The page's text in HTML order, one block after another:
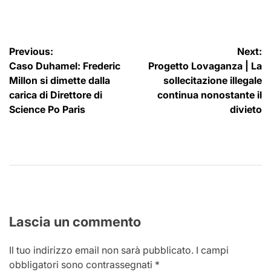
Navigazione
articoli
Previous:
Caso Duhamel: Frederic
Millon si dimette dalla
carica di Direttore di
Science Po Paris
Next:
Progetto Lovaganza | La
sollecitazione illegale
continua nonostante il
divieto
Lascia un commento
Il tuo indirizzo email non sarà pubblicato. I campi
obbligatori sono contrassegnati *